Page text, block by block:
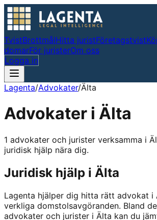
TvistBrottmålHitta juristFöretagstvist
domarFör juristerOm oss
Logga in
Lagenta/Advokater/Älta
Advokater i Älta
1 advokater och jurister verksamma i
juridisk hjälp nära dig.
Juridisk hjälp i Älta
Lagenta hjälper dig hitta rätt advokat i
verkliga domstolsavgöranden. Bland de
advokater och jurister i Älta kan du